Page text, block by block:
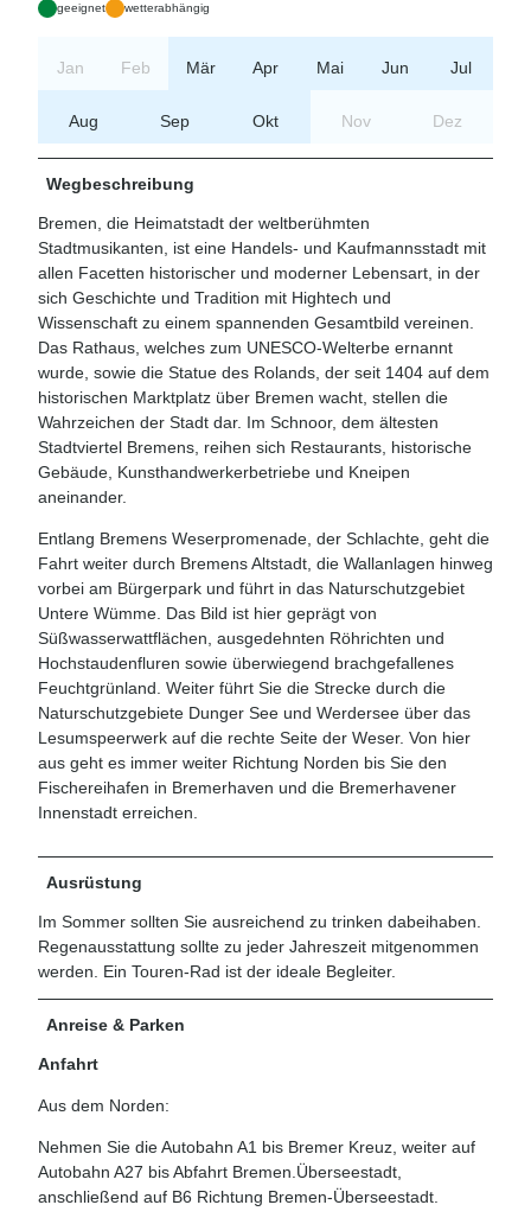
geeignet wetterabhängig
Jan Feb Mär Apr Mai Jun Jul
Aug Sep Okt Nov Dez
Wegbeschreibung
Bremen, die Heimatstadt der weltberühmten
Stadtmusikanten, ist eine Handels- und Kaufmannsstadt mit
allen Facetten historischer und moderner Lebensart, in der
sich Geschichte und Tradition mit Hightech und
Wissenschaft zu einem spannenden Gesamtbild vereinen.
Das Rathaus, welches zum UNESCO-Welterbe ernannt
wurde, sowie die Statue des Rolands, der seit 1404 auf dem
historischen Marktplatz über Bremen wacht, stellen die
Wahrzeichen der Stadt dar. Im Schnoor, dem ältesten
Stadtviertel Bremens, reihen sich Restaurants, historische
Gebäude, Kunsthandwerkerbetriebe und Kneipen
aneinander.
Entlang Bremens Weserpromenade, der Schlachte, geht die
Fahrt weiter durch Bremens Altstadt, die Wallanlagen hinweg
vorbei am Bürgerpark und führt in das Naturschutzgebiet
Untere Wümme. Das Bild ist hier geprägt von
Süßwasserwattflächen, ausgedehnten Röhrichten und
Hochstaudenfluren sowie überwiegend brachgefallenes
Feuchtgrünland. Weiter führt Sie die Strecke durch die
Naturschutzgebiete Dunger See und Werdersee über das
Lesumspeerwerk auf die rechte Seite der Weser. Von hier
aus geht es immer weiter Richtung Norden bis Sie den
Fischereihafen in Bremerhaven und die Bremerhavener
Innenstadt erreichen.
Ausrüstung
Im Sommer sollten Sie ausreichend zu trinken dabeihaben.
Regenausstattung sollte zu jeder Jahreszeit mitgenommen
werden. Ein Touren-Rad ist der ideale Begleiter.
Anreise & Parken
Anfahrt
Aus dem Norden:
Nehmen Sie die Autobahn A1 bis Bremer Kreuz, weiter auf
Autobahn A27 bis Abfahrt Bremen.Überseestadt,
anschließend auf B6 Richtung Bremen-Überseestadt.